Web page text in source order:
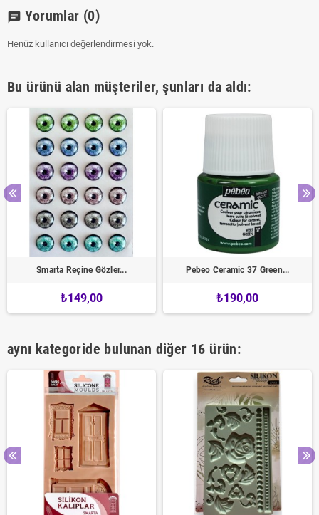
chat Yorumlar (0)
Henüz kullanıcı değerlendirmesi yok.
Bu ürünü alan müşteriler, şunları da aldı:
Smarta Reçine Gözler...
₺149,00
Pebeo Ceramic 37 Green...
₺190,00
aynı kategoride bulunan diğer 16 ürün: